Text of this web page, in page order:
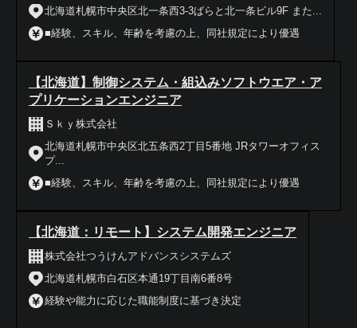
北海道札幌市中央区北一条西3-3ばらと北一条ビル9F また...
■経験、スキル、年齢を考慮の上、同社規定により優遇
【北海道】制御システム・組込みソフトウエア・ア
プリケーションエンジニア
Ｓｋｙ株式会社
北海道札幌市中央区北五条西2丁目5番地 JRタワーオフィス
プ...
■経験、スキル、年齢を考慮の上、同社規定により優遇
【北海道：リモート】システム開発エンジニア
株式会社つうけんアドバンスシステムズ
北海道札幌市白石区本通19丁目南6番8号
経験や能力に応じた職能制度に基づき決定